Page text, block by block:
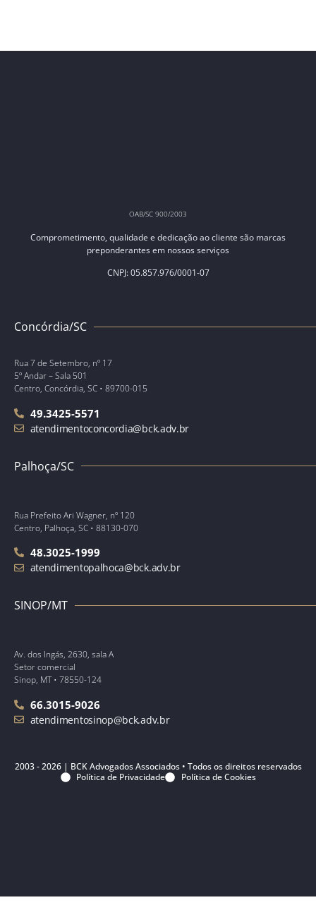
OAB/SC 900/2003
Comprometimento, qualidade e dedicação ao cliente são marcas
preponderantes em nossos serviços
CNPJ: 05.857.976/0001-07
Concórdia/SC
Rua 7 de Setembro, nº 17
5º Andar – Sala 501
Centro, Concórdia, SC • 89700-015
49.3425-5571
atendimentoconcordia@bck.adv.br
Palhoça/SC
Rua Prefeito Ari Wagner, nº 120
Centro, Palhoça, SC • 88130-070
48.3025-1999
atendimentopalhoca@bck.adv.br
SINOP/MT
Av. dos Ingás, 2630, sala A
Setor comercial
Sinop, MT • 78550-124
66.3015-9026
atendimentosinop@bck.adv.br
2003 - 2026 | BCK Advogados Associados • Todos os direitos reservados
Política de Privacidade
Política de Cookies